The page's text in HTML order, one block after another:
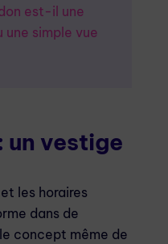
est-il une
simple vue
un vestige
les horaires
dans de
concept même de